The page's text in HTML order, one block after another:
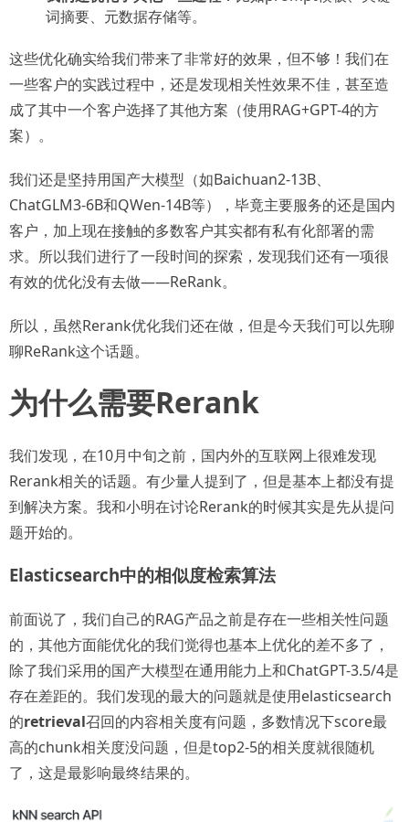
词摘要、元数据存储等。
这些优化确实给我们带来了非常好的效果，但不够！我们在
一些客户的实践过程中，还是发现相关性效果不佳，甚至造
成了其中一个客户选择了其他方案（使用RAG+GPT-4的方
案）。
我们还是坚持用国产大模型（如Baichuan2-13B、
ChatGLM3-6B和QWen-14B等），毕竟主要服务的还是国内
客户，加上现在接触的多数客户其实都有私有化部署的需
求。所以我们进行了一段时间的探索，发现我们还有一项很
有效的优化没有去做——ReRank。
所以，虽然Rerank优化我们还在做，但是今天我们可以先聊
聊ReRank这个话题。
为什么需要Rerank
我们发现，在10月中旬之前，国内外的互联网上很难发现
Rerank相关的话题。有少量人提到了，但是基本上都没有提
到解决方案。我和小明在讨论Rerank的时候其实是先从提问
题开始的。
Elasticsearch中的相似度检索算法
前面说了，我们自己的RAG产品之前是存在一些相关性问题
的，其他方面能优化的我们觉得也基本上优化的差不多了，
除了我们采用的国产大模型在通用能力上和ChatGPT-3.5/4是
存在差距的。我们发现的最大的问题就是使用elasticsearch
的retrieval召回的内容相关度有问题，多数情况下score最
高的chunk相关度没问题，但是top2-5的相关度就很随机
了，这是最影响最终结果的。